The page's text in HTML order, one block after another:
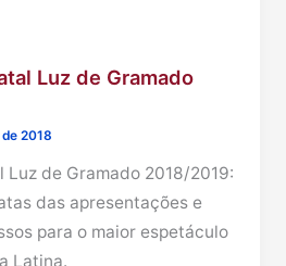
Luz de Gramado
2018
Luz de Gramado 2018/2019:
das apresentações e
para o maior espetáculo
Latina.